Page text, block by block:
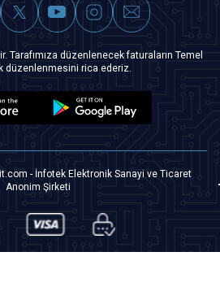
Tarafımıza düzenlenecek faturaların Temel
düzenlenmesini rica ederiz.
- İnfotek Elektronik Sanayi ve Ticaret
Anonim Şirketi